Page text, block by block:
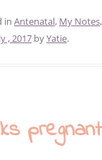
in Antenatal, My Notes,
, 2017 byYatie.
pregnant